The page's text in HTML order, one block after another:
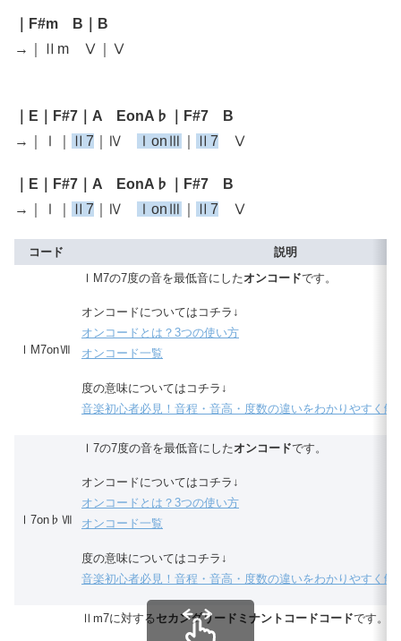
｜F#m B｜B
→｜Ⅱm Ⅴ｜Ⅴ
｜E｜F#7｜A EonA♭｜F#7 B
→｜Ⅰ｜
Ⅱ7 ｜Ⅳ ⅠonⅢ Ⅱ7 Ⅴ
｜E｜F#7｜A EonA♭｜F#7 B
→｜Ⅰ｜
Ⅱ7 ｜Ⅳ ⅠonⅢ Ⅱ7 Ⅴ
コード 説明
ⅠM7onⅦ
ⅠM7の7度の音を最低音にしたオンコードです。
オンコードについてはコチラ↓
オンコードとは？3つの使い方
オンコード一覧
度の意味についてはコチラ↓
音楽初心者必見！音程・音高・度数の違いをわかりやすく解
Ⅰ7on♭Ⅶ
Ⅰ7の7度の音を最低音にしたオンコードです。
オンコードについてはコチラ↓
オンコードとは？3つの使い方
オンコード一覧
度の意味についてはコチラ↓
音楽初心者必見！音程・音高・度数の違いをわかりやすく解
Ⅱm7に対する セカンダリードミナントコードコードです。